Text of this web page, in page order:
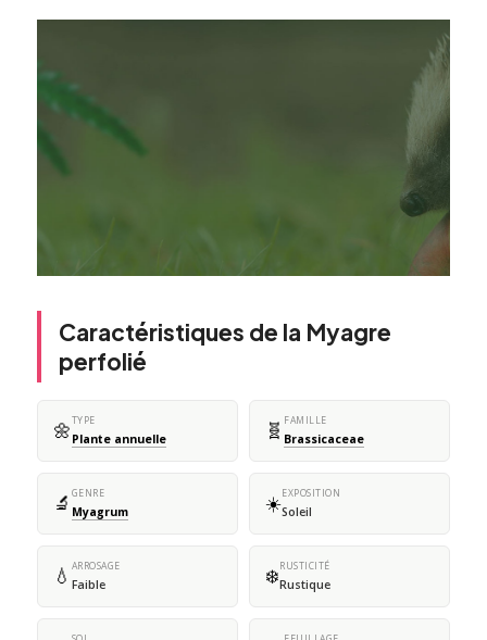
Caractéristiques de la Myagre
perfolié
🌼TYPE
Plante annuelle 🧬 FAMILLE
Brassicaceae
🔬 GENRE
Myagrum ☀️EXPOSITION
Soleil
💧 ARROSAGE
Faible ❄️RUSTICITÉ
Rustique